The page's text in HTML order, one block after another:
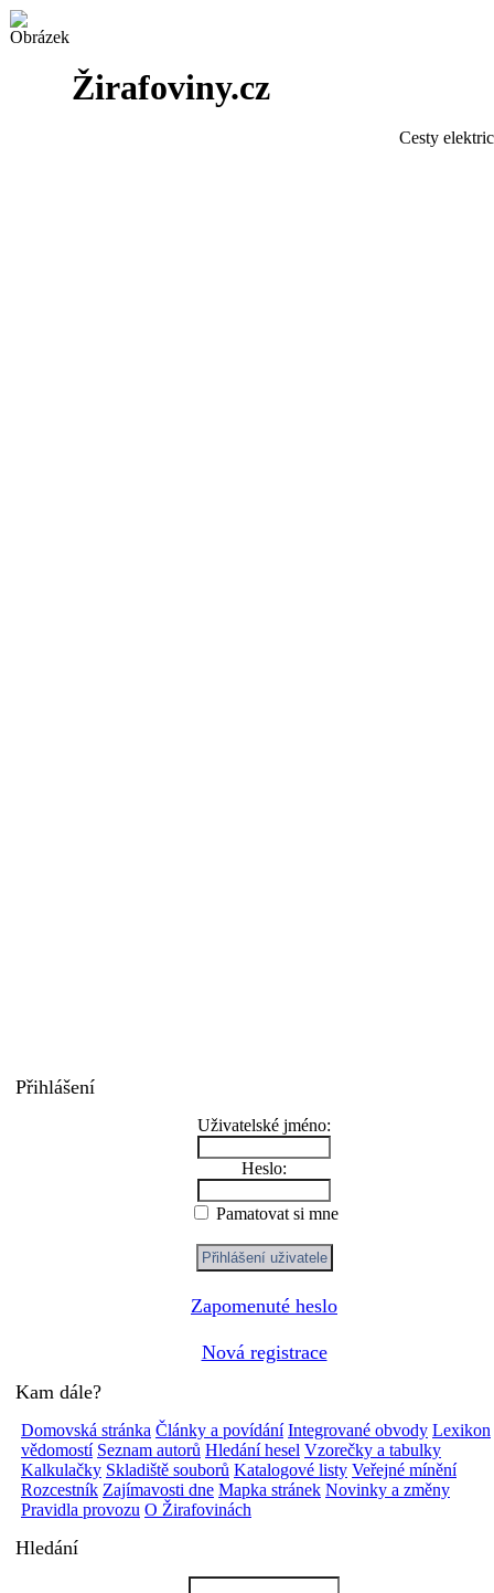
Žirafoviny.cz
Cesty
Přihlášení
Uživatelské jméno:
Heslo:
Pamatovat si mne
Zapomenuté heslo
Nová registrace
Kam dále?
Domovská stránka Články a povídání Integrované obvody Lexikon
vědomostí Seznam autorů Hledání hesel Vzorečky a tabulky
Kalkulačky Skladiště souborů Katalogové listy Veřejné mínění
Rozcestník Zajímavosti dne Mapka stránek Novinky a změny
Pravidla provozu O Žirafovinách
Hledání